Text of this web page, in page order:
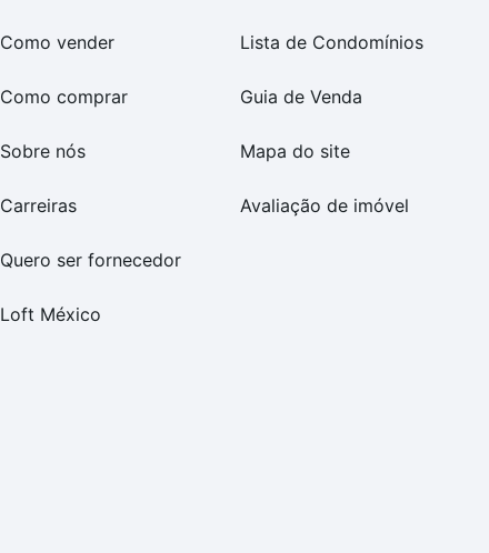
Como vender
Como comprar
Sobre nós
Carreiras
Quero ser fornecedor
Loft México
Lista de Condomínios
Guia de Venda
Mapa do site
Avaliação de imóvel